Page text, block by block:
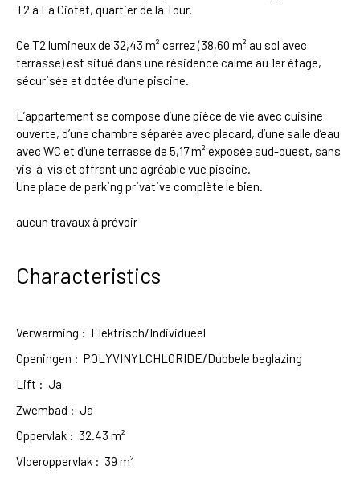
T2 à La Ciotat, quartier de la Tour.
Ce T2 lumineux de 32,43 m² carrez (38,60 m² au sol avec
terrasse) est situé dans une résidence calme au 1er étage,
sécurisée et dotée d’une piscine.
L’appartement se compose d’une pièce de vie avec cuisine
ouverte, d’une chambre séparée avec placard, d’une salle d’eau
avec WC et d’une terrasse de 5,17 m² exposée sud-ouest, sans
vis-à-vis et offrant une agréable vue piscine.
Une place de parking privative complète le bien.
aucun travaux à prévoir
Characteristics
Verwarming : Elektrisch/Individueel
Openingen : POLYVINYLCHLORIDE/Dubbele beglazing
Lift : Ja
Zwembad : Ja
Oppervlak : 32.43 m²
Vloeroppervlak : 39 m²